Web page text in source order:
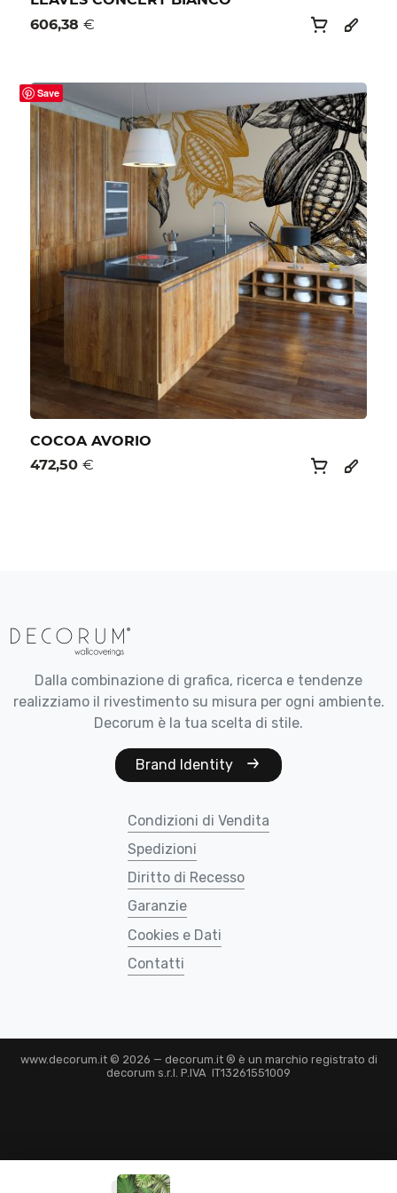
606,38€
Save
COCOA AVORIO
472,50€
Dalla combinazione di grafica, ricerca e tendenze
realizziamo il rivestimento su misura per ogni ambiente.
Decorum è la tua scelta di stile.
Brand Identity
Condizioni di Vendita
Spedizioni
Diritto di Recesso
Garanzie
Cookies e Dati
Contatti
www.decorum.it © 2026 — decorum.it ® è un marchio registrato di
decorum s.r.l. P.IVA IT13261551009